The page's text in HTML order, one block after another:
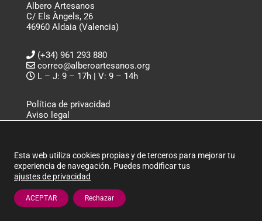
Albero Artesanos
C/ Els Àngels, 26
46960 Aldaia (Valencia)
(+34) 961 293 880
correo@alberoartesanos.org
L – J: 9 – 17h | V: 9 – 14h
Política de privacidad
Aviso legal
ALBERO ARTESANOS ©
Esta web utiliza cookies propias y de terceros para mejorar tu
experiencia de navegación. Puedes modificar tus
ajustes de privacidad
ACEPTAR Rechazar